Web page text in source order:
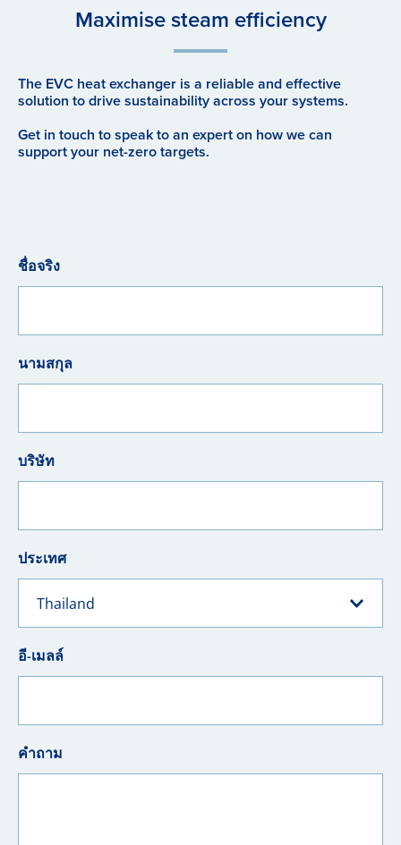
Maximise steam efficiency
The EVC heat exchanger is a reliable and effective
solution to drive sustainability across your systems.
Get in touch to speak to an expert on how we can
support your net-zero targets.
ชื่อจริง
นามสกุล
บริษัท
ประเทศ
Thailand
อี-เมลล์
คำถาม